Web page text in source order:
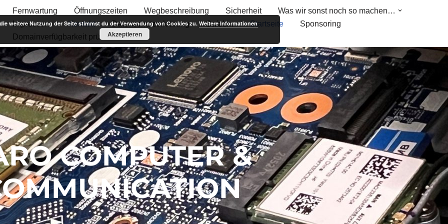
Fernwartung Öffnungszeiten Wegbeschreibung Sicherheit
Was wir sonst noch so machen…
Impressum
Kontakt Datenschutzerklärung Safebin Startseite
Sponsoring
Domainverfügbarkeit prüfen
COMPUTER &
weitere Nutzung der Seite stimmst du der Verwendung von Cookies zu. Weitere Informationen
Akzeptieren